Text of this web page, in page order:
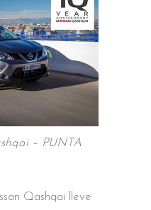
– PUNTA
Qashqai lleve